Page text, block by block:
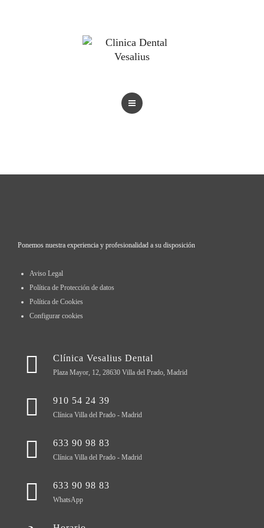
BLOG
Ponemos nuestra experiencia y profesionalidad a su disposición
Aviso Legal
Política de Protección de datos
Política de Cookies
Configurar cookies
Clínica Vesalius Dental
Plaza Mayor, 12, 28630 Villa del Prado, Madrid
910 54 24 39
Clínica Villa del Prado - Madrid
633 90 98 83
Clínica Villa del Prado - Madrid
633 90 98 83
WhatsApp